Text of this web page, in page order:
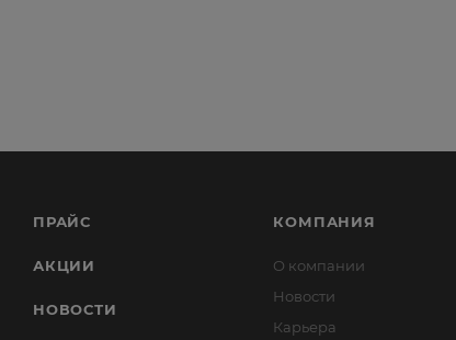
ПРАЙС
АКЦИИ
НОВОСТИ
КОМПАНИЯ
О компании
Новости
Карьера